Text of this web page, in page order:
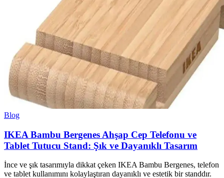
Blog
IKEA Bambu Bergenes Ahşap Cep Telefonu ve
Tablet Tutucu Stand: Şık ve Dayanıklı Tasarım
İnce ve şık tasarımıyla dikkat çeken IKEA Bambu Bergenes, telefon
ve tablet kullanımını kolaylaştıran dayanıklı ve estetik bir standdır.